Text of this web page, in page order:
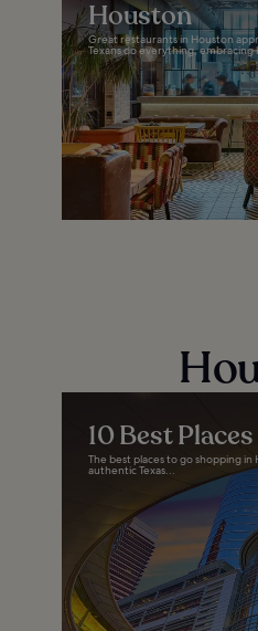
Houston
Great restaurants in Houston
Texans do everything, embracing
10 Best
The best places to go shopping
authentic Texas...